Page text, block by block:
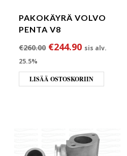
PAKOKÄYRÄ VOLVO
PENTA V8
€260.00 Alkuperäinen
€244.90Nykyinen
sis alv.
25.5%
LISÄÄ OSTOSKORIIN